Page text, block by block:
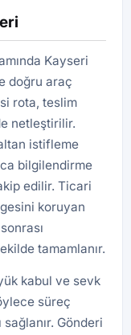
Kayseri
doğru araç
rota, teslim
netleştirilir.
istifleme
bilgilendirme
edilir. Ticari
koruyan
tamamlanır.
kabul ve sevk
süreç
Gönderi